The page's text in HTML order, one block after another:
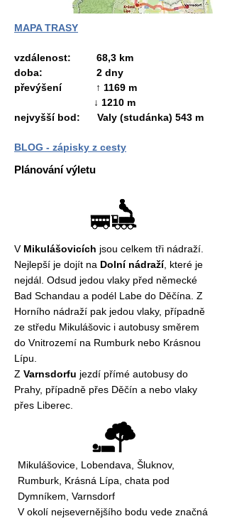
MAPA TRASY
vzdálenost: 68,3 km
doba: 2 dny
převýšení ↑ 1169 m
↓ 1210 m
nejvyšší bod: Valy (studánka) 543 m
BLOG - zápisky z cesty
Plánování výletu
V Mikulášovicích jsou celkem tři nádraží.
Nejlepší je dojít na Dolní nádraží, které je
nejdál. Odsud jedou vlaky před německé
Bad Schandau a podél Labe do Děčína. Z
Horního nádraží pak jedou vlaky, případně
ze středu Mikulášovic i autobusy směrem
do Vnitrozemí na Rumburk nebo Krásnou
Lípu.
Z Varnsdorfu jezdí přímé autobusy do
Prahy, případně přes Děčín a nebo vlaky
přes Liberec.
Mikulášovice, Lobendava, Šluknov,
Rumburk, Krásná Lípa, chata pod
Dymníkem, Varnsdorf
V okolí nejsevernějšího bodu vede značná